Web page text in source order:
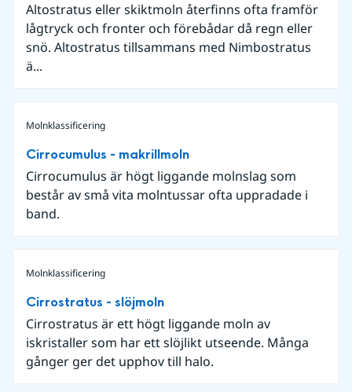
Altostratus eller skiktmoln återfinns ofta framför
lågtryck och fronter och förebådar då regn eller
snö. Altostratus tillsammans med Nimbostratus
ä...
Molnklassificering
Cirrocumulus - makrillmoln
Cirrocumulus är högt liggande molnslag som
består av små vita molntussar ofta uppradade i
band.
Molnklassificering
Cirrostratus - slöjmoln
Cirrostratus är ett högt liggande moln av
iskristaller som har ett slöjlikt utseende. Många
gånger ger det upphov till halo.